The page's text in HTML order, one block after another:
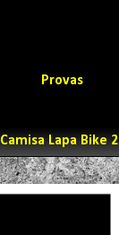
Provas
Camisa Lapa Bike